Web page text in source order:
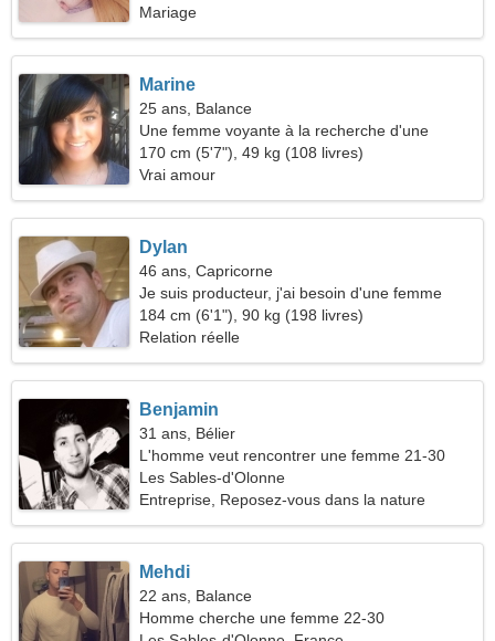
Mariage
Marine
25 ans, Balance
Une femme voyante à la recherche d'une
relation durable
170 cm (5'7"), 49 kg (108 livres)
Vrai amour
Dylan
46 ans, Capricorne
Je suis producteur, j'ai besoin d'une femme
spectaculaire
184 cm (6'1"), 90 kg (198 livres)
Relation réelle
Benjamin
31 ans, Bélier
L'homme veut rencontrer une femme 21-30
Les Sables-d'Olonne
Entreprise, Reposez-vous dans la nature
Mehdi
22 ans, Balance
Homme cherche une femme 22-30